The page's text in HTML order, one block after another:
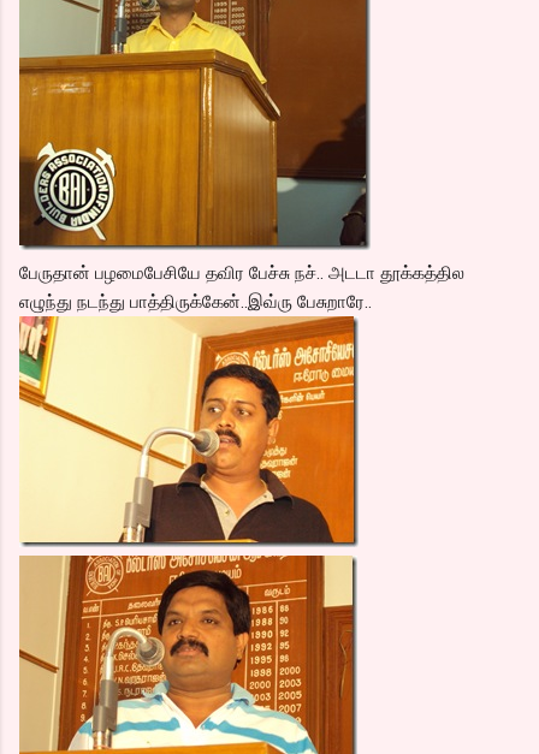
பேருதான் பழமைபேசியே தவிர பேச்சு நச்.. அடடா தூக்கத்தில
எழுந்து நடந்து பாத்திருக்கேன்..இவ்ரு பேசுறாரே..